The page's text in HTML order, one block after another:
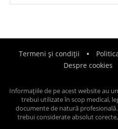
Termeni și condiții
Despre cookies
Informațiile de pe acest website au
trebui utilizate în scop medical,
documente de natură
trebui considerate absolut